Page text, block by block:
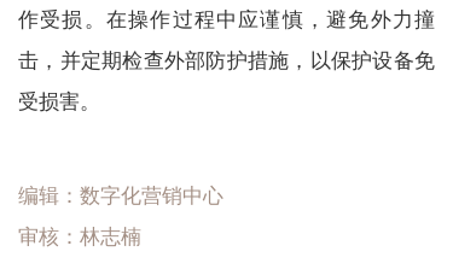
作受损。在操作过程中应谨慎，避免外力撞
击，并定期检查外部防护措施，以保护设备免
受损害。
编辑：数字化营销中心
审核：林志楠